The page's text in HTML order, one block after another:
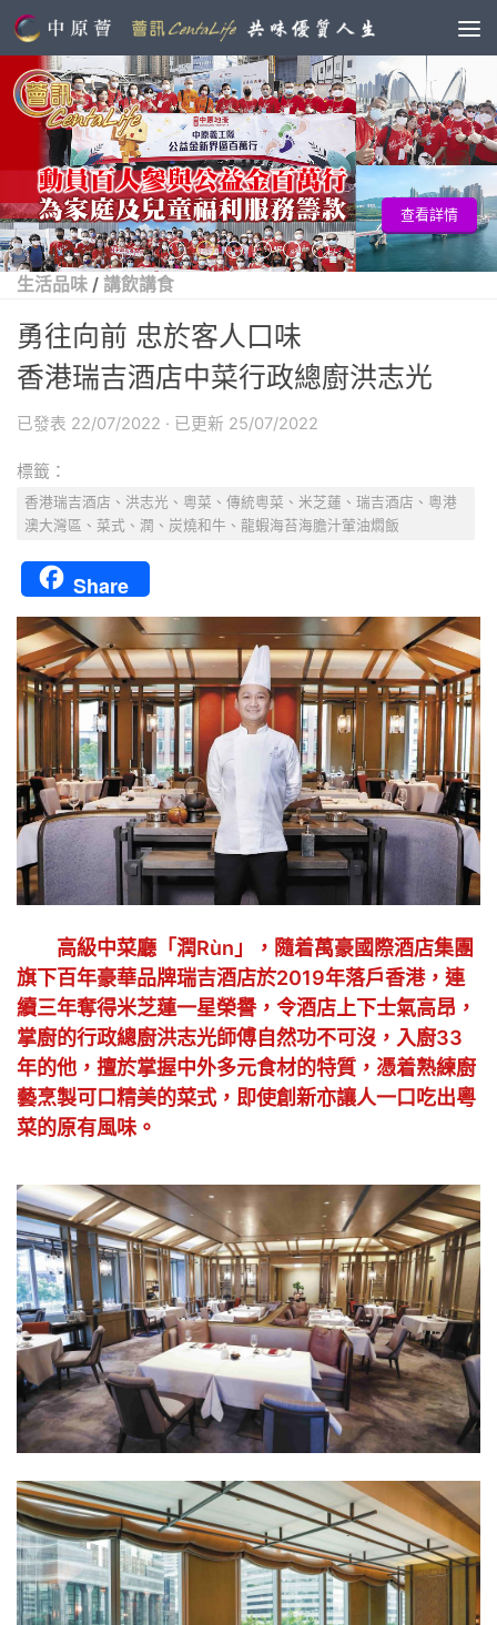
查看詳情
生活品味 / 講飲講食
勇往向前 忠於客人口味
香港瑞吉酒店中菜行政總廚洪志光
已發表 22/07/2022 · 已更新 25/07/2022
標籤：
香港瑞吉酒店、洪志光、粵菜、傳統粵菜、米芝蓮、瑞吉酒店、粵港
澳大灣區、菜式、潤、炭燒和牛、龍蝦海苔海膽汁葷油燜飯
Share
高級中菜廳「潤Rùn」，隨着萬豪國際酒店集團
旗下百年豪華品牌瑞吉酒店於2019年落戶香港，連
續三年奪得米芝蓮一星榮譽，令酒店上下士氣高昂，
掌廚的行政總廚洪志光師傅自然功不可沒，入廚33
年的他，擅於掌握中外多元食材的特質，憑着熟練廚
藝烹製可口精美的菜式，即使創新亦讓人一口吃出粵
菜的原有風味。